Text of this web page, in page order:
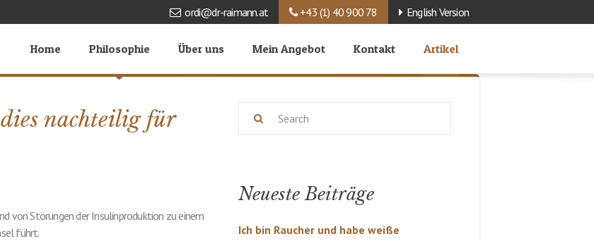
ordi@dr-raimann.at +43 (1) 40 900 78
English Version
Home Philosophie Über uns Mein Angebot Kontakt Artikel
nachteilig für
von Störungen der Insulinproduktion zu einem
führt.
Neueste Beiträge
Ich bin Raucher und habe weiße